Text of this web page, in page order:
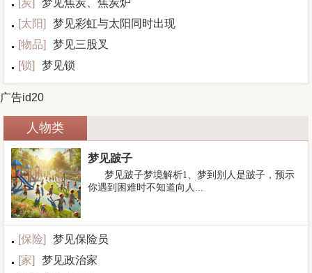
[炭]
梦见焦炭、焦炭炉
[太阳]
梦见彩虹与太阳同时出现
[物品]
梦见三股叉
[锁] 梦见锁
广告id20
人物类
梦见跛子
梦见跛子梦境解析1、梦到别人是跛子，预示
你遇到困难时不知道向人...
[保险]
梦见保险员
[家]
梦见政治家